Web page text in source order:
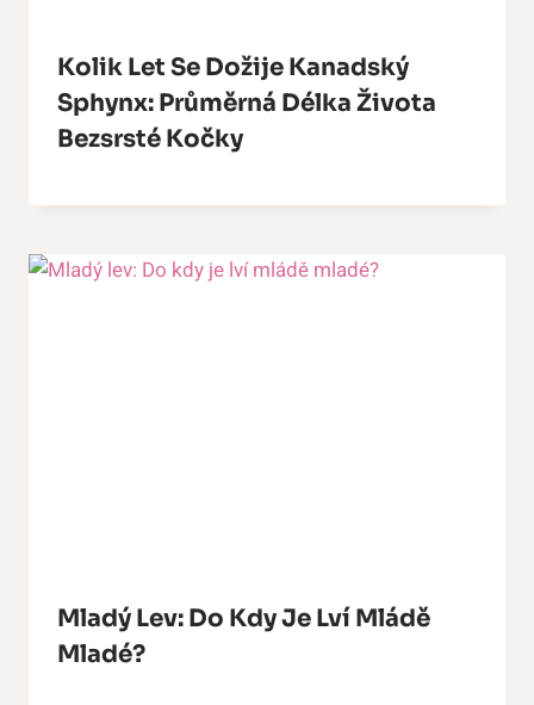
Kolik Let Se Dožije Kanadský
Sphynx: Průměrná Délka Života
Bezsrsté Kočky
Mladý Lev: Do Kdy Je Lví Mládě
Mladé?